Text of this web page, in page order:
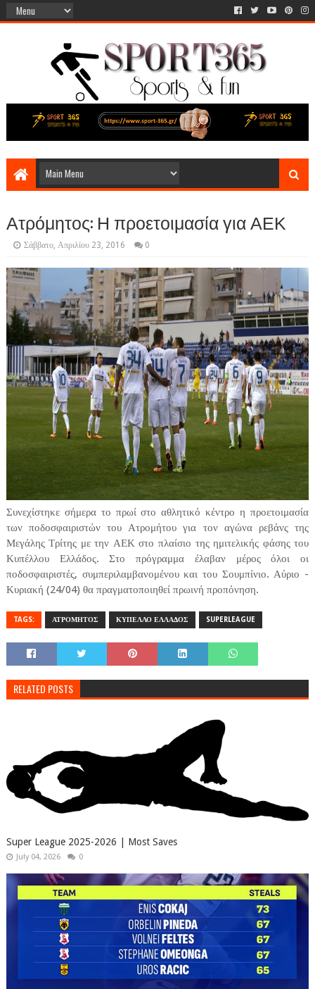
Ατρόμητος: Η προετοιμασία για ΑΕΚ
Σάββατο, Απριλίου 23, 2016 0
Συνεχίστηκε σήμερα το πρωί στο αθλητικό κέντρο η προετοιμασία
των ποδοσφαιριστών του Ατρομήτου για τον αγώνα ρεβάνς της
Μεγάλης Τρίτης με την ΑΕΚ στο πλαίσιο της ημιτελικής φάσης του
Κυπέλλου Ελλάδος. Στο πρόγραμμα έλαβαν μέρος όλοι οι
ποδοσφαιριστές, συμπεριλαμβανομένου και του Σουμπίνιο. Αύριο -
Κυριακή (24/04) θα πραγματοποιηθεί πρωινή προπόνηση.
TAGS: ΑΤΡΟΜΗΤΟΣ ΚΥΠΕΛΛΟ ΕΛΛΑΔΟΣ SUPERLEAGUE
RELATED POSTS
Super League 2025-2026 | Most Saves
July 04, 2026 0